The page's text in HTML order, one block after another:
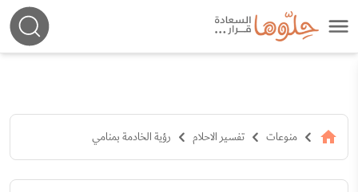
منوعات تفسير الاحلام رؤية الخادمة بمنامي